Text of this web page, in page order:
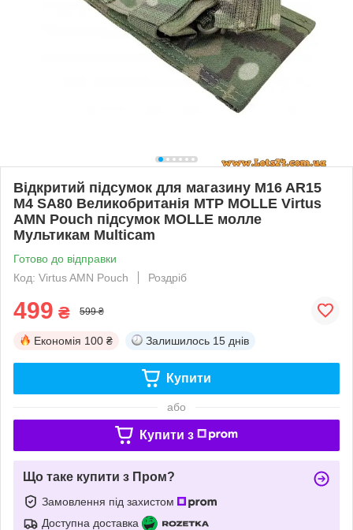
Відкритий підсумок для магазину M16 AR15
M4 SA80 Великобританія MTP MOLLE Virtus
AMN Pouch підсумок MOLLE молле
Мультикам Multicam
Готово до відправки
Код: Virtus AMN Pouch
Роздріб
499 ₴ 599 ₴
Економія 100 ₴ Залишилось 15 днів
Купити
або
Купити з
Що таке купити з Пром?
Замовлення під захистом
Доступна доставка